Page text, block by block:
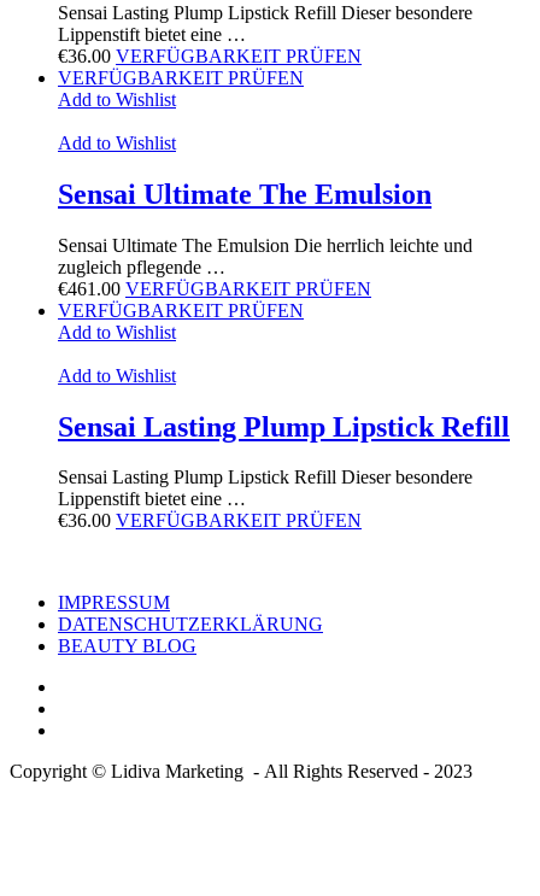
Sensai Lasting Plump Lipstick Refill Dieser besondere
Lippenstift bietet eine …
€36.00 VERFÜGBARKEIT PRÜFEN
VERFÜGBARKEIT PRÜFEN
Add to Wishlist
Add to Wishlist
Sensai Ultimate The Emulsion
Sensai Ultimate The Emulsion Die herrlich leichte und
zugleich pflegende …
€461.00 VERFÜGBARKEIT PRÜFEN
VERFÜGBARKEIT PRÜFEN
Add to Wishlist
Add to Wishlist
Sensai Lasting Plump Lipstick Refill
Sensai Lasting Plump Lipstick Refill Dieser besondere
Lippenstift bietet eine …
€36.00 VERFÜGBARKEIT PRÜFEN
IMPRESSUM
DATENSCHUTZERKLÄRUNG
BEAUTY BLOG
Copyright © Lidiva Marketing - All Rights Reserved - 2023